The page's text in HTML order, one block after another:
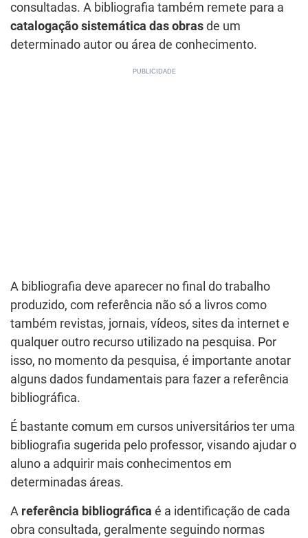
consultadas. A bibliografia também remete para a
catalogação sistemática das obras de um
determinado autor ou área de conhecimento.
A bibliografia deve aparecer no final do trabalho
produzido, com referência não só a livros como
também revistas, jornais, vídeos, sites da internet e
qualquer outro recurso utilizado na pesquisa. Por
isso, no momento da pesquisa, é importante anotar
alguns dados fundamentais para fazer a referência
bibliográfica.
É bastante comum em cursos universitários ter uma
bibliografia sugerida pelo professor, visando ajudar o
aluno a adquirir mais conhecimentos em
determinadas áreas.
A referência bibliográfica é a identificação de cada
obra consultada, geralmente seguindo normas